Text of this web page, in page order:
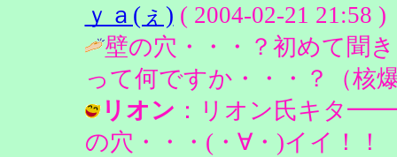
ｙａ(ぇ) ( 2004-02-21 21:58 )
壁の穴・・・？初めて聞
って何ですか・・・？（核
リオン ：リオン氏キタ
の穴・・・(・∀・)イイ！